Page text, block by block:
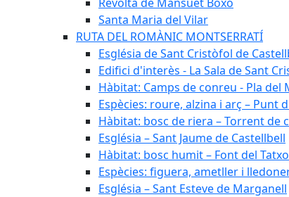
Santa Maria del Vilar
RUTA DEL ROMÀNIC MONTSERRATÍ
Església de Sant Cristòfol de
Edifici d'interès - La Sala de Sant
Hàbitat: Camps de conreu - Pla del
Espècies: roure, alzina i arç – Punt
Hàbitat: bosc de riera – Torrent de
Església – Sant Jaume de Castellbell
Hàbitat: bosc humit – Font del
Espècies: figuera, ametller i
Església – Sant Esteve de Marganell